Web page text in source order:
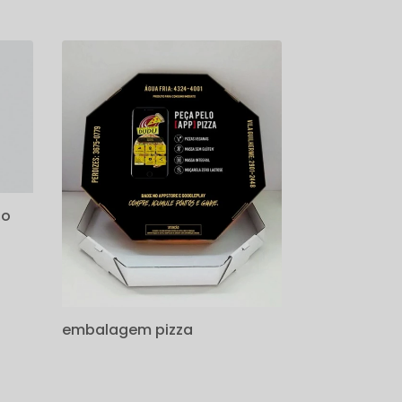
embalagem pizza